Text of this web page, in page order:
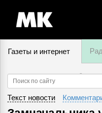
Газеты и интернет
8
Текст новости